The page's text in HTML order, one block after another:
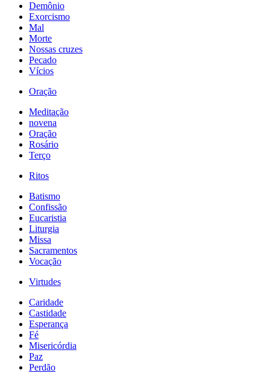
Demônio
Exorcismo
Mal
Morte
Nossas cruzes
Pecado
Vícios
Oração
Meditação
novena
Oração
Rosário
Terço
Ritos
Batismo
Confissão
Eucaristia
Liturgia
Missa
Sacramentos
Vocação
Virtudes
Caridade
Castidade
Esperança
Fé
Misericórdia
Paz
Perdão